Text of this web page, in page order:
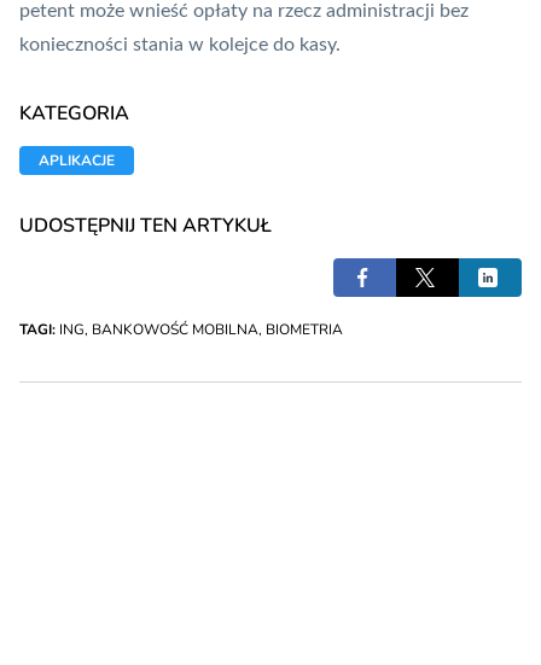
petent może wnieść opłaty na rzecz administracji bez
konieczności stania w kolejce do kasy.
KATEGORIA
APLIKACJE
UDOSTĘPNIJ TEN ARTYKUŁ
TAGI: ING, BANKOWOŚĆ MOBILNA, BIOMETRIA